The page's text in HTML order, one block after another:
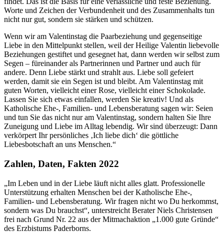
Worte und Zeichen der Verbundenheit und des Zusammenhalts tun
nicht nur gut, sondern sie stärken und schützen.
Wenn wir am Valentinstag die Paarbeziehung und gegenseitige
Liebe in den Mittelpunkt stellen, weil der Heilige Valentin liebevolle
Beziehungen gestiftet und gesegnet hat, dann werden wir selbst zum
Segen – füreinander als Partnerinnen und Partner und auch für
andere. Denn Liebe stärkt und strahlt aus. Liebe soll gefeiert
werden, damit sie ein Segen ist und bleibt. Am Valentinstag mit
guten Worten, vielleicht einer Rose, vielleicht einer Schokolade.
Lassen Sie sich etwas einfallen, werden Sie kreativ! Und als
Katholische Ehe-, Familien- und Lebensberatung sagen wir: Seien
und tun Sie das nicht nur am Valentinstag, sondern halten Sie Ihre
Zuneigung und Liebe im Alltag lebendig. Wir sind überzeugt: Dann
verkörpert Ihr persönliches ‚Ich liebe dich‘ die göttliche
Liebesbotschaft an uns Menschen.“
Zahlen, Daten, Fakten 2022
„Im Leben und in der Liebe läuft nicht alles glatt. Professionelle
Unterstützung erhalten Menschen bei der Katholische Ehe-,
Familien- und Lebensberatung. Wir fragen nicht wo Du herkommst,
sondern was Du brauchst“, unterstreicht Berater Niels Christensen
frei nach Grund Nr. 22 aus der Mitmachaktion „1.000 gute Gründe“
des Erzbistums Paderborns.